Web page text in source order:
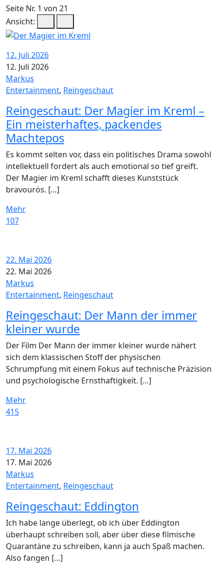
Seite Nr. 1 von 21
Ansicht:
12. Juli 2026
12. Juli 2026
Markus
Entertainment, Reingeschaut
Reingeschaut: Der Magier im Kreml –
Ein meisterhaftes, packendes
Machtepos
Es kommt selten vor, dass ein politisches Drama sowohl
intellektuell fordert als auch emotional so tief greift.
Der Magier im Kreml schafft dieses Kunststück
bravourös. […]
Mehr
107
22. Mai 2026
22. Mai 2026
Markus
Entertainment, Reingeschaut
Reingeschaut: Der Mann der immer
kleiner wurde
Der Film Der Mann der immer kleiner wurde nähert
sich dem klassischen Stoff der physischen
Schrumpfung mit einem Fokus auf technische Präzision
und psychologische Ernsthaftigkeit. […]
Mehr
415
17. Mai 2026
17. Mai 2026
Markus
Entertainment, Reingeschaut
Reingeschaut: Eddington
Ich habe lange überlegt, ob ich über Eddington
überhaupt schreiben soll, aber über diese filmische
Quarantäne zu schreiben, kann ja auch Spaß machen.
Also fangen […]